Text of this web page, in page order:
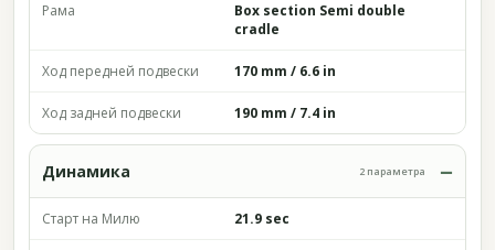
Рама
Box section Semi double
cradle
Ход передней подвески 170 mm / 6.6 in
Ход задней подвески 190 mm / 7.4 in
Динамика 2 параметра
Старт на Милю 21.9 sec